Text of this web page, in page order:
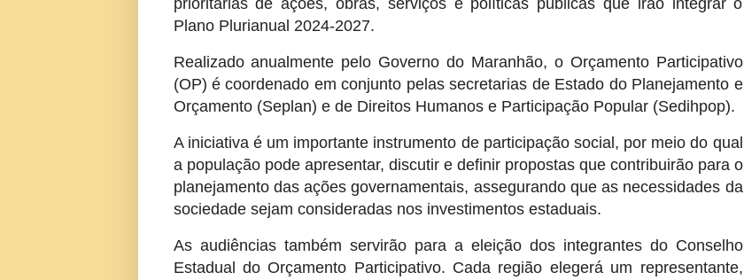
prioritárias de ações, obras, serviços e políticas públicas que irão integrar o
Plano Plurianual 2024-2027.
Realizado anualmente pelo Governo do Maranhão, o Orçamento Participativo
(OP) é coordenado em conjunto pelas secretarias de Estado do Planejamento e
Orçamento (Seplan) e de Direitos Humanos e Participação Popular (Sedihpop).
A iniciativa é um importante instrumento de participação social, por meio do qual
a população pode apresentar, discutir e definir propostas que contribuirão para o
planejamento das ações governamentais, assegurando que as necessidades da
sociedade sejam consideradas nos investimentos estaduais.
As audiências também servirão para a eleição dos integrantes do Conselho
Estadual do Orçamento Participativo. Cada região elegerá um representante,